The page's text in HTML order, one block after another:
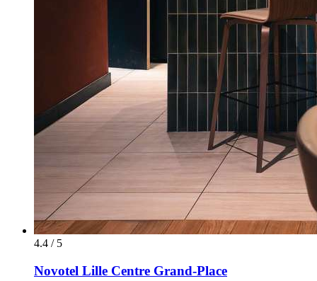
4.4 / 5
Novotel Lille Centre Grand-Place